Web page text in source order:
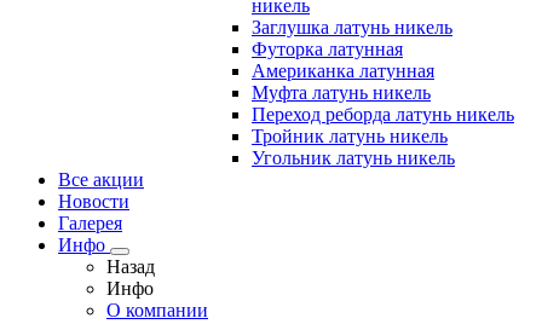
никель
Заглушка латунь никель
Футорка латунная
Американка латунная
Муфта латунь никель
Переход реборда латунь никель
Тройник латунь никель
Угольник латунь никель
Все акции
Новости
Галерея
Инфо
Назад
Инфо
О компании